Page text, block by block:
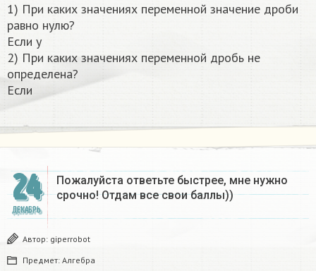
1) При каких значениях переменной значение дроби
равно нулю?
Если y
2) При каких значениях переменной дробь не
определена?
Если
24
ДЕКАБРЬ
Пожалуйста ответьте быстрее, мне нужно
срочно! Отдам все свои баллы))
Автор: giperrobot
Предмет: Алгебра